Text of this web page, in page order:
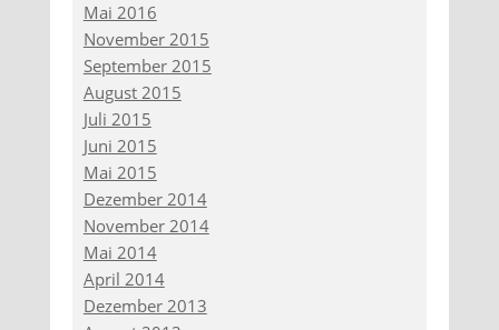
Mai 2016
November 2015
September 2015
August 2015
Juli 2015
Juni 2015
Mai 2015
Dezember 2014
November 2014
Mai 2014
April 2014
Dezember 2013